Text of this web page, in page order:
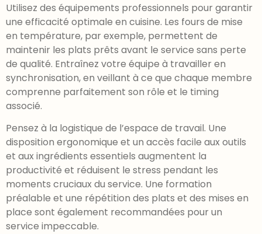
Utilisez des équipements professionnels pour garantir
une efficacité optimale en cuisine. Les fours de mise
en température, par exemple, permettent de
maintenir les plats prêts avant le service sans perte
de qualité. Entraînez votre équipe à travailler en
synchronisation, en veillant à ce que chaque membre
comprenne parfaitement son rôle et le timing
associé.
Pensez à la logistique de l’espace de travail. Une
disposition ergonomique et un accès facile aux outils
et aux ingrédients essentiels augmentent la
productivité et réduisent le stress pendant les
moments cruciaux du service. Une formation
préalable et une répétition des plats et des mises en
place sont également recommandées pour un
service impeccable.